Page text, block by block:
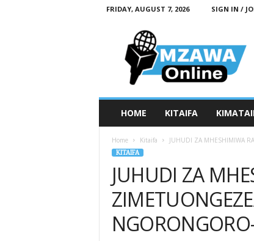
FRIDAY, AUGUST 7, 2026 SIGN IN /
HOME KITAIFA
Home Kitaifa JUHUDI ZA MHESHIMIWA
KITAIFA
JUHUDI ZA